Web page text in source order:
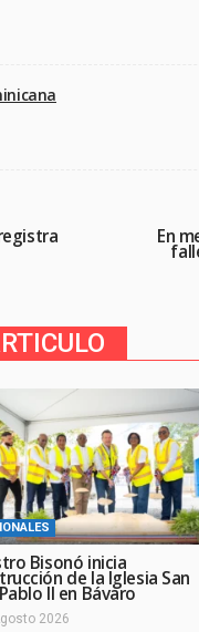
En
Bisonó inicia
de la Iglesia San
II en Bávaro
2026